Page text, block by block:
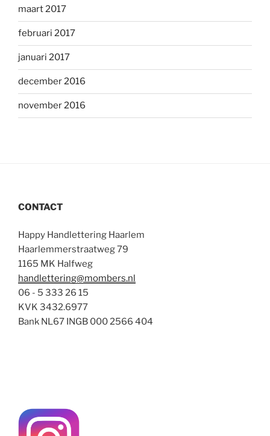
maart 2017
februari 2017
januari 2017
december 2016
november 2016
CONTACT
Happy Handlettering Haarlem
Haarlemmerstraatweg 79
1165 MK Halfweg
handlettering@mombers.nl
06 - 5 333 26 15
KVK 3432.6977
Bank NL67 INGB 000 2566 404